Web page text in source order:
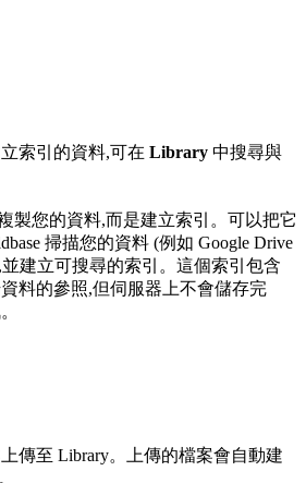
索引的資料,可在 Library 中搜尋與
製您的資料,而是建立索引。可以把它
掃描您的資料 (例如 Google Drive
建立可搜尋的索引。這個索引包含
料的參照,但伺服器上不會儲存完
傳至 Library。上傳的檔案會自動建